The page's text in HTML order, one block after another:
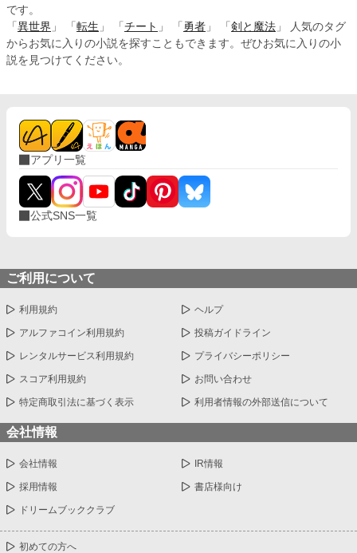
です。
「 異世界 」 「 転生 」 「 チート 」 「 勇者 」 「 剣と魔法 」 人気のタグ
からお気に入りの小説を探すこともできます。ぜひお気に入りの小
説を見つけてください。
アプリ一覧
公式SNS一覧
ご利用について
利用規約 ヘルプ
アルファコイン利用規約 投稿ガイドライン
レンタルサービス利用規約 プライバシーポリシー
スコア利用規約 お問い合わせ
特定商取引法に基づく表示 利用者情報の外部送信について
会社情報
会社情報 IR情報
採用情報 書店様向け
ドリームブッククラブ
初めての方へ